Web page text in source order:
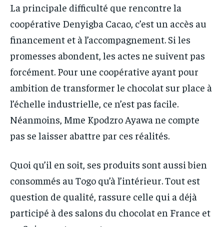
La principale difficulté que rencontre la
coopérative Denyigba Cacao, c’est un accès au
financement et à l’accompagnement. Si les
promesses abondent, les actes ne suivent pas
forcément. Pour une coopérative ayant pour
ambition de transformer le chocolat sur place à
l’échelle industrielle, ce n’est pas facile.
Néanmoins, Mme Kpodzro Ayawa ne compte
pas se laisser abattre par ces réalités.
Quoi qu’il en soit, ses produits sont aussi bien
consommés au Togo qu’à l’intérieur. Tout est
question de qualité, rassure celle qui a déjà
participé à des salons du chocolat en France et